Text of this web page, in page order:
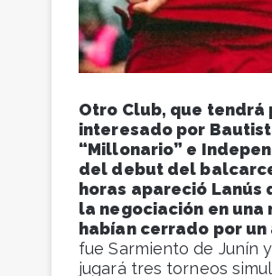
Otro Club, que tendrá
interesado por
“Millonario” e
del debut del
horas apareció
la negociación en
habían cerrado por
fue Sarmiento de Junín
jugará tres torneos